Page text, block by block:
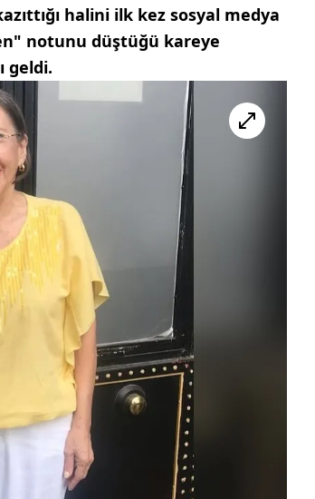
halini ilk kez sosyal medya
notunu düştüğü kareye
geldi.